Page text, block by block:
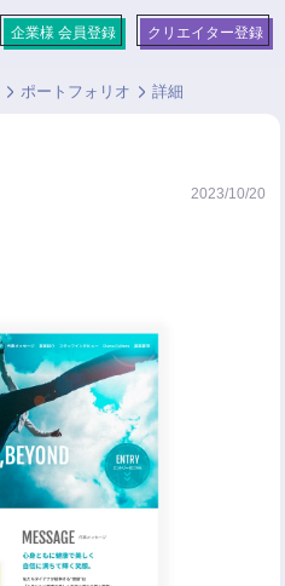
企業様 会員登録 クリエイター登録
ポートフォリオ 詳細
2023/10/20